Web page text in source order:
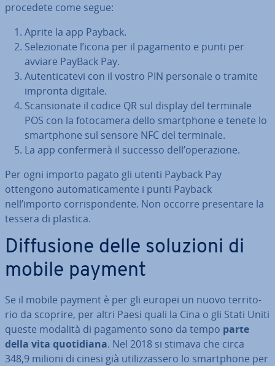
procedete come segue:
Aprite la app Payback.
Se­le­zio­na­te l’icona per il pagamento e punti per
avviare PayBack Pay.
Au­ten­ti­ca­te­vi con il vostro PIN personale o tramite
impronta digitale.
Scan­sio­na­te il codice QR sul display del terminale
POS con la fo­to­ca­me­ra dello smart­pho­ne e tenete lo
smart­pho­ne sul sensore NFC del terminale.
La app con­fer­me­rà il successo dell’ope­ra­zio­ne.
Per ogni importo pagato gli utenti Payback Pay
ottengono au­to­ma­ti­ca­men­te i punti Payback
nell’importo cor­ri­spon­den­te. Non occorre pre­sen­ta­re la
tessera di plastica.
Dif­fu­sio­ne delle soluzioni di
mobile payment
Se il mobile payment è per gli europei un nuovo ter­ri­to­
rio da scoprire, per altri Paesi quali la Cina o gli Stati Uniti
queste modalità di pagamento sono da tempo parte
della vita quo­ti­dia­na. Nel 2018 si stimava che circa
348,9 milioni di cinesi già uti­liz­zas­se­ro lo smart­pho­ne per